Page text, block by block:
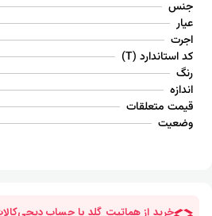
جنس
عیار
اجرت
کد استاندارد (T)
رنگ
اندازه
قیمت متعلقات
وضعیت